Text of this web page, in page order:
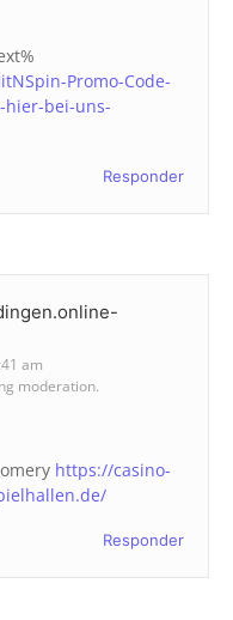
Promo-Code-
hier-bei-uns-
Responder
am
moderation.
https://casino-
Responder